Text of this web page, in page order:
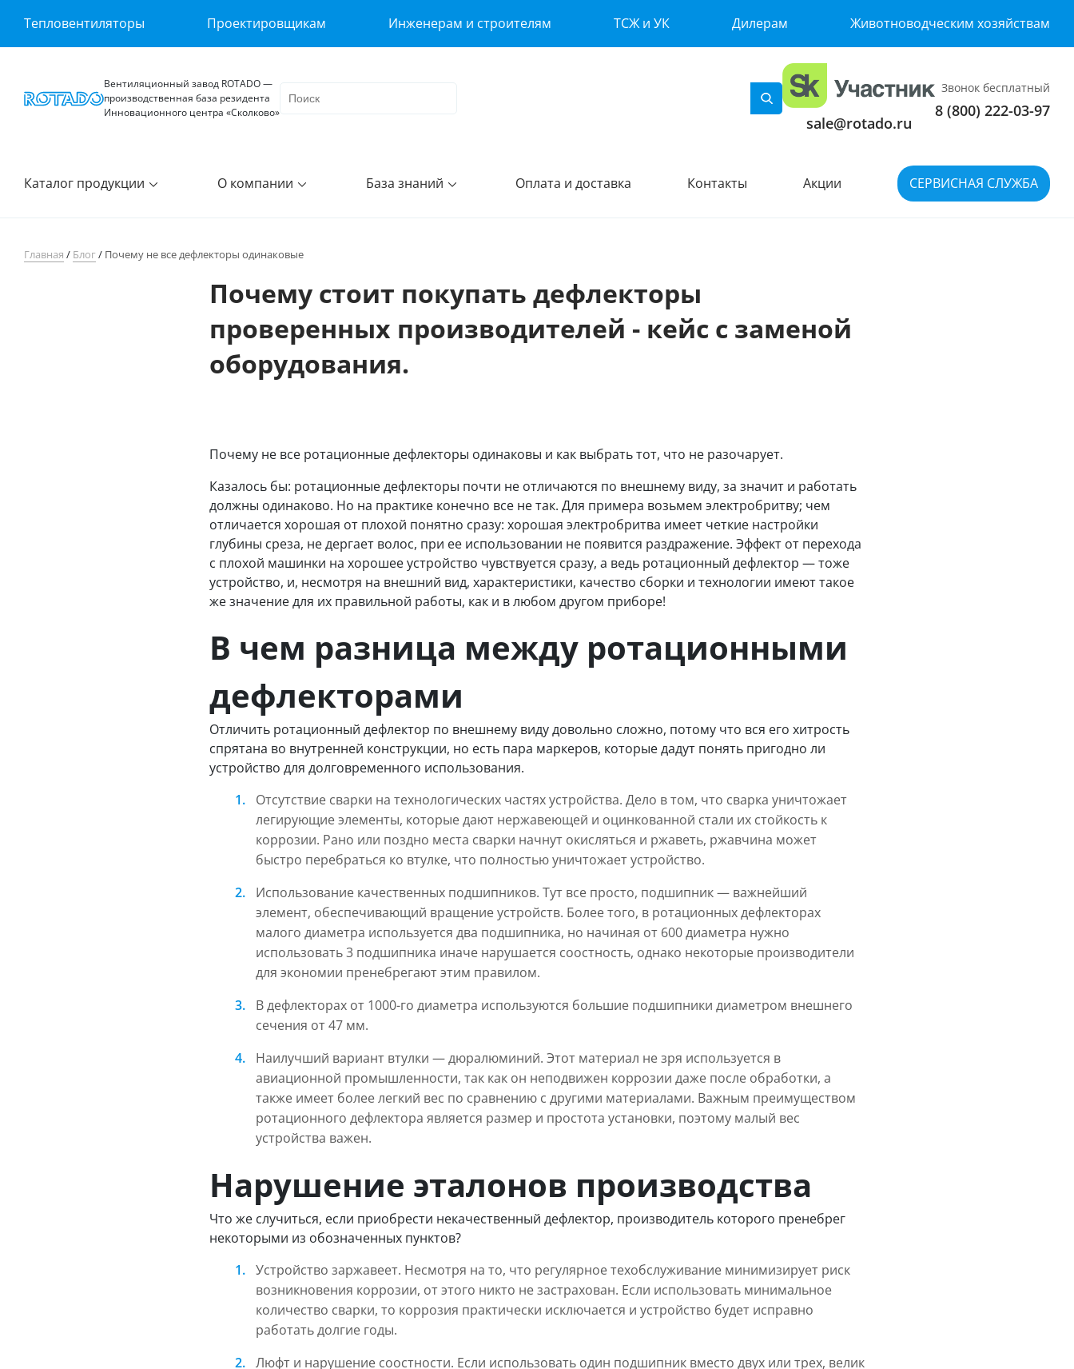
Тепловентиляторы Проектировщикам Инженерам и строителям ТСЖ и УК Дилерам Животноводческим хозяйствам
Вентиляционный завод ROTADO —
производственная база резидента
Инновационного центра «Сколково»
sale@rotado.ru
Звонок бесплатный
8 (800) 222-03-97
Каталог продукции О компании База знаний Оплата и доставка Контакты Акции СЕРВИСНАЯ СЛУЖБА
Главная / Блог/ Почему не все дефлекторы одинаковые
Почему стоит покупать дефлекторы
проверенных производителей - кейс с заменой
оборудования.
Почему не все ротационные дефлекторы одинаковы и как выбрать тот, что не разочарует.
Казалось бы: ротационные дефлекторы почти не отличаются по внешнему виду, за значит и работать
должны одинаково. Но на практике конечно все не так. Для примера возьмем электробритву; чем
отличается хорошая от плохой понятно сразу: хорошая электробритва имеет четкие настройки
глубины среза, не дергает волос, при ее использовании не появится раздражение. Эффект от перехода
с плохой машинки на хорошее устройство чувствуется сразу, а ведь ротационный дефлектор — тоже
устройство, и, несмотря на внешний вид, характеристики, качество сборки и технологии имеют такое
же значение для их правильной работы, как и в любом другом приборе!
В чем разница между ротационными
дефлекторами
Отличить ротационный дефлектор по внешнему виду довольно сложно, потому что вся его хитрость
спрятана во внутренней конструкции, но есть пара маркеров, которые дадут понять пригодно ли
устройство для долговременного использования.
Отсутствие сварки на технологических частях устройства. Дело в том, что сварка уничтожает
легирующие элементы, которые дают нержавеющей и оцинкованной стали их стойкость к
коррозии. Рано или поздно места сварки начнут окисляться и ржаветь, ржавчина может
быстро перебраться ко втулке, что полностью уничтожает устройство.
Использование качественных подшипников. Тут все просто, подшипник — важнейший
элемент, обеспечивающий вращение устройств. Более того, в ротационных дефлекторах
малого диаметра используется два подшипника, но начиная от 600 диаметра нужно
использовать 3 подшипника иначе нарушается соостность, однако некоторые производители
для экономии пренебрегают этим правилом.
В дефлекторах от 1000-го диаметра используются большие подшипники диаметром внешнего
сечения от 47 мм.
Наилучший вариант втулки — дюралюминий. Этот материал не зря используется в
авиационной промышленности, так как он неподвижен коррозии даже после обработки, а
также имеет более легкий вес по сравнению с другими материалами. Важным преимуществом
ротационного дефлектора является размер и простота установки, поэтому малый вес
устройства важен.
Нарушение эталонов производства
Что же случиться, если приобрести некачественный дефлектор, производитель которого пренебрег
некоторыми из обозначенных пунктов?
Устройство заржавеет. Несмотря на то, что регулярное техобслуживание минимизирует риск
возникновения коррозии, от этого никто не застрахован. Если использовать минимальное
количество сварки, то коррозия практически исключается и устройство будет исправно
работать долгие годы.
Люфт и нарушение соостности. Если использовать один подшипник вместо двух или трех, велик